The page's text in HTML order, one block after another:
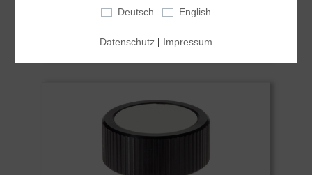
DETAILS
Website unbedingt erforderlich ("essentiell").
Sie ihrer Verwendung zustimmen (z. B. für
Google Maps).
Akkordeon-Elementen können Sie wählen, ob
Sie "nur wesentliche Cookies ", "alle Cookies
Einstellungen speichern" möchten.
Deutsch English
Datenschutz | Impressum